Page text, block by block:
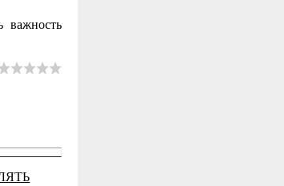
важность